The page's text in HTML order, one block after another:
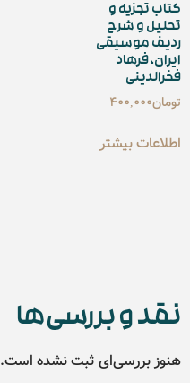
کتاب تجزیه و
تحلیل و شرح
ردیف موسیقی
ایران، فرهاد
فخرالدینی
تومان400,000
اطلاعات بیشتر
نقد و بررسی‌ها
هنوز بررسی‌ای ثبت نشده است.